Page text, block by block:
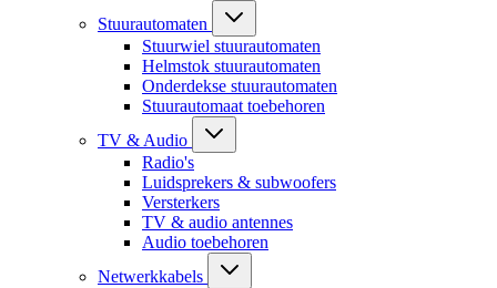
Stuurautomaten
Stuurwiel stuurautomaten
Helmstok stuurautomaten
Onderdekse stuurautomaten
Stuurautomaat toebehoren
TV & Audio
Radio's
Luidsprekers & subwoofers
Versterkers
TV & audio antennes
Audio toebehoren
Netwerkkabels